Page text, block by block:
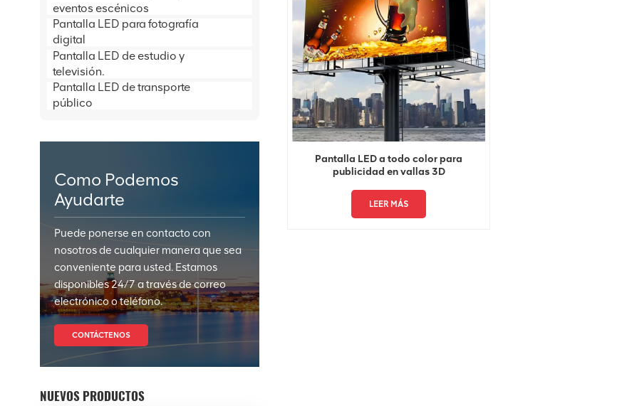
eventos escénicos
Pantalla LED para fotografía
digital
Pantalla LED de estudio y
televisión.
Pantalla LED de transporte
público
Como Podemos
Ayudarte
Puede ponerse en contacto con
nosotros de cualquier manera que sea
conveniente para usted. Estamos
disponibles 24/7 a través de correo
electrónico o teléfono.
CONTÁCTENOS
NUEVOS PRODUCTOS
Pantalla LED a todo color para
publicidad en vallas 3D
LEER MÁS